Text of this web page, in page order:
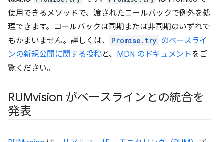
使用できるメソッドで、渡されたコールバックで例外を処
理できます。コールバックは同期または非同期のいずれで
もかまいません。詳しくは、
Promise.try のベースライ
ンの新規公開に関する投稿と、 MDN のドキュメントをご
覧ください。
RUMvision がベースラインとの統合を
発表